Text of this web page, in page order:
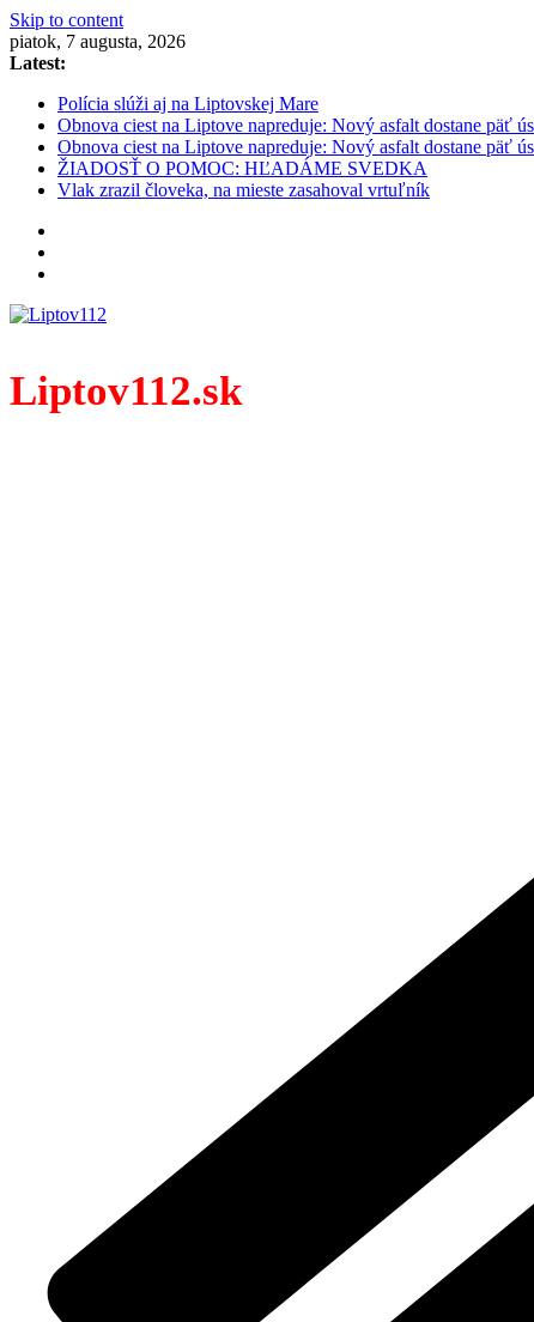
Skip to content
piatok, 7 augusta, 2026
Latest:
Polícia slúži aj na Liptovskej Mare
Obnova ciest na Liptove napreduje: Nový asfalt dostane päť
Obnova ciest na Liptove napreduje: Nový asfalt dostane päť
ŽIADOSŤ O POMOC: HĽADÁME SVEDKA
Vlak zrazil človeka, na mieste zasahoval vrtuľník
Liptov112.sk